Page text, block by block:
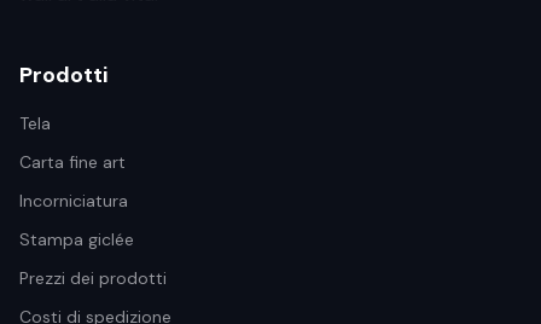
Prodotti
Tela
Carta fine art
Incorniciatura
Stampa giclée
Prezzi dei prodotti
Costi di spedizione